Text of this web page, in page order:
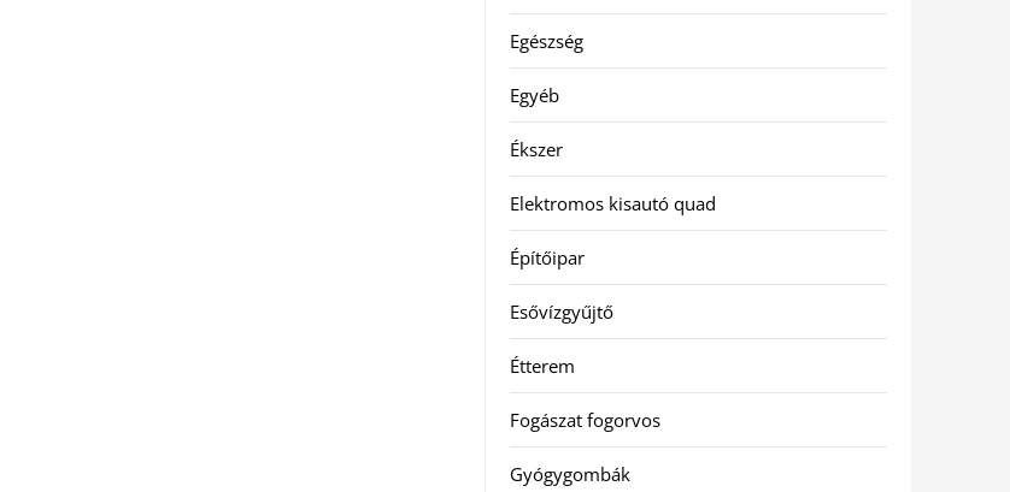
Egészség
Egyéb
Ékszer
Elektromos kisautó quad
Építőipar
Esővízgyűjtő
Étterem
Fogászat fogorvos
Gyógygombák